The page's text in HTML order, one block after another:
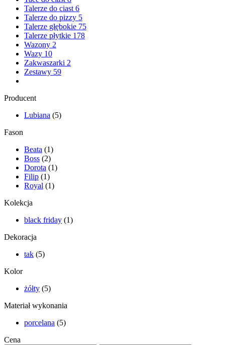
Talerze do ciast 6
Talerze do pizzy 5
Talerze głębokie 75
Talerze płytkie 178
Wazony 2
Wazy 10
Zakwaszarki 2
Zestawy 59
Producent
Lubiana (5)
Fason
Beata (1)
Boss (2)
Dorota (1)
Filip (1)
Royal (1)
Kolekcja
black friday (1)
Dekoracja
tak (5)
Kolor
żółty (5)
Materiał wykonania
porcelana (5)
Cena